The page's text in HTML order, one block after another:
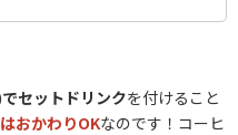
セットドリンクを付けること
おかわりOKなのです！コーヒ